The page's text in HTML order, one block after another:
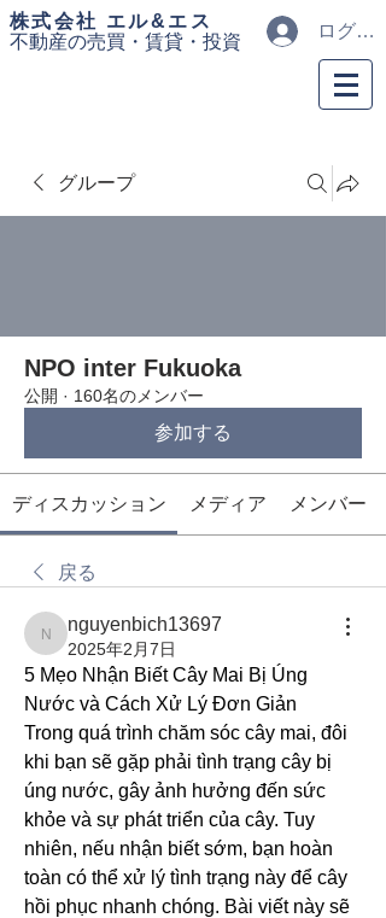
​株式会社 エル&エス
不動産の売買・ 賃貸・投資
ログイン
グループ
NPO inter Fukuoka
公開 · 160名のメンバー
参加する
ディスカッション メディア メンバー
戻る
nguyenbich13697
nguyenbich13697
2025年2月7日
5 Mẹo Nhận Biết Cây Mai Bị Úng
Nước và Cách Xử Lý Đơn Giản
Trong quá trình chăm sóc cây mai, đôi
khi bạn sẽ gặp phải tình trạng cây bị
úng nước, gây ảnh hưởng đến sức
khỏe và sự phát triển của cây. Tuy
nhiên, nếu nhận biết sớm, bạn hoàn
toàn có thể xử lý tình trạng này để cây
hồi phục nhanh chóng. Bài viết này sẽ